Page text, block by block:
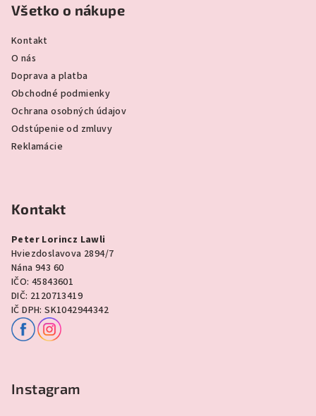
Všetko o nákupe
Kontakt
O nás
Doprava a platba
Obchodné podmienky
Ochrana osobných údajov
Odstúpenie od zmluvy
Reklamácie
Kontakt
Peter Lorincz Lawli
Hviezdoslavova 2894/7
Nána 943 60
IČO: 45843601
DIČ: 2120713419
IČ DPH: SK1042944342
Instagram